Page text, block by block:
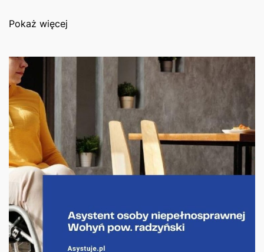
Pokaż więcej